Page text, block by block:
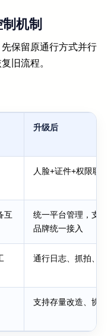
机制
保留原通行方式并行
旧流程。
升级后
人脸+证件+权限联
互
统一平台管理，支
品牌统一接入
通行日志、抓拍、审
支持存量改造、协